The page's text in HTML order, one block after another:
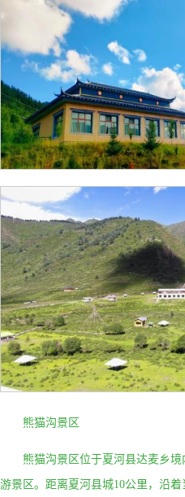
熊猫沟景区
熊猫沟景区位于夏河县达麦乡境
游景区。距离夏河县城10公里，沿